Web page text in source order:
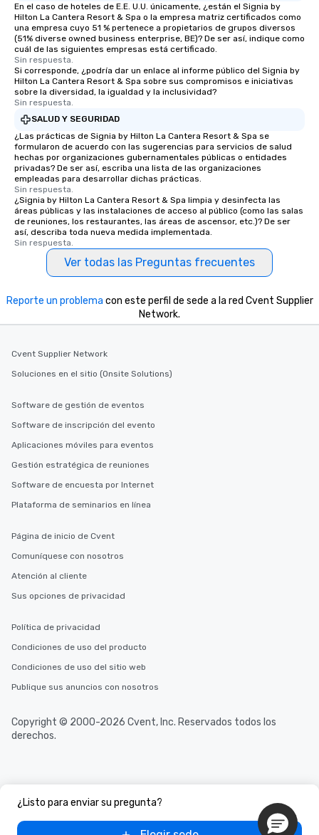
En el caso de hoteles de E.E. U.U. únicamente, ¿están el Signia by
Hilton La Cantera Resort & Spa o la empresa matriz certificados como
una empresa cuyo 51 % pertenece a propietarios de grupos diversos
(51% diverse owned business enterprise, BE)? De ser así, indique como
cuál de las siguientes empresas está certificado.
Sin respuesta.
Si corresponde, ¿podría dar un enlace al informe público del Signia by
Hilton La Cantera Resort & Spa sobre sus compromisos e iniciativas
sobre la diversidad, la igualdad y la inclusividad?
Sin respuesta.
SALUD Y SEGURIDAD
¿Las prácticas de Signia by Hilton La Cantera Resort & Spa se
formularon de acuerdo con las sugerencias para servicios de salud
hechas por organizaciones gubernamentales públicas o entidades
privadas? De ser así, escriba una lista de las organizaciones
empleadas para desarrollar dichas prácticas.
Sin respuesta.
¿Signia by Hilton La Cantera Resort & Spa limpia y desinfecta las
áreas públicas y las instalaciones de acceso al público (como las salas
de reuniones, los restaurantes, las áreas de ascensor, etc.)? De ser
así, describa toda nueva medida implementada.
Sin respuesta.
Ver todas las Preguntas frecuentes
¿Listo para enviar su pregunta?
Reporte un problema con este perfil de sede a la red Cvent Supplier
Network.
Cvent Supplier Network
Soluciones en el sitio (Onsite Solutions)
Software de gestión de eventos
Software de inscripción del evento
Aplicaciones móviles para eventos
Gestión estratégica de reuniones
Software de encuesta por Internet
Plataforma de seminarios en línea
Página de inicio de Cvent
Comuníquese con nosotros
Atención al cliente
Sus opciones de privacidad
Política de privacidad
Condiciones de uso del producto
Condiciones de uso del sitio web
Publique sus anuncios con nosotros
Copyright © 2000-2026 Cvent, Inc. Reservados todos los
derechos.